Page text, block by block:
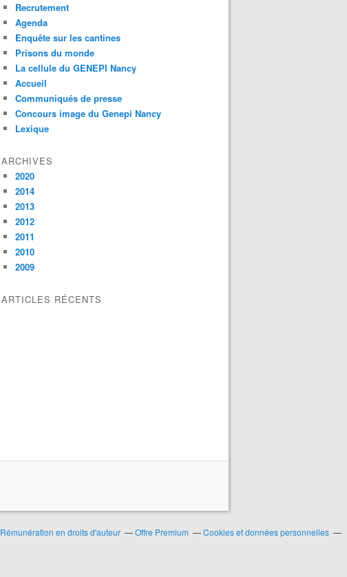
Recrutement
Agenda
Enquête sur les cantines
Prisons du monde
La cellule du GENEPI Nancy
Accueil
Communiqués de presse
Concours image du Genepi Nancy
Lexique
ARCHIVES
2020
2014
2013
2012
2011
2010
2009
ARTICLES RÉCENTS
Rémunération en droits d'auteur Offre Premium
Cookies et données personnelles